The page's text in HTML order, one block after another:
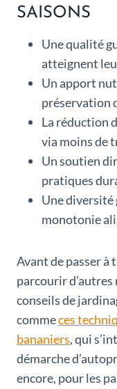
SAISONS
Une qualité
atteignent
Un apport
préservation
La réduction
via moins de
Un soutien
pratiques
Une diversité
monotonie
Avant de passer à
parcourir
conseils de
commeces
bananiers, qui
démarche
encore, pour les